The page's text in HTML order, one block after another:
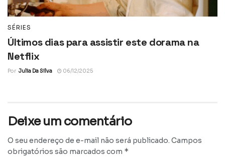
SÉRIES
Últimos dias para assistir este dorama na
Netflix
Por Julia Da Silva 06/12/2025
Deixe um comentário
O seu endereço de e-mail não será publicado. Campos
obrigatórios são marcados com *